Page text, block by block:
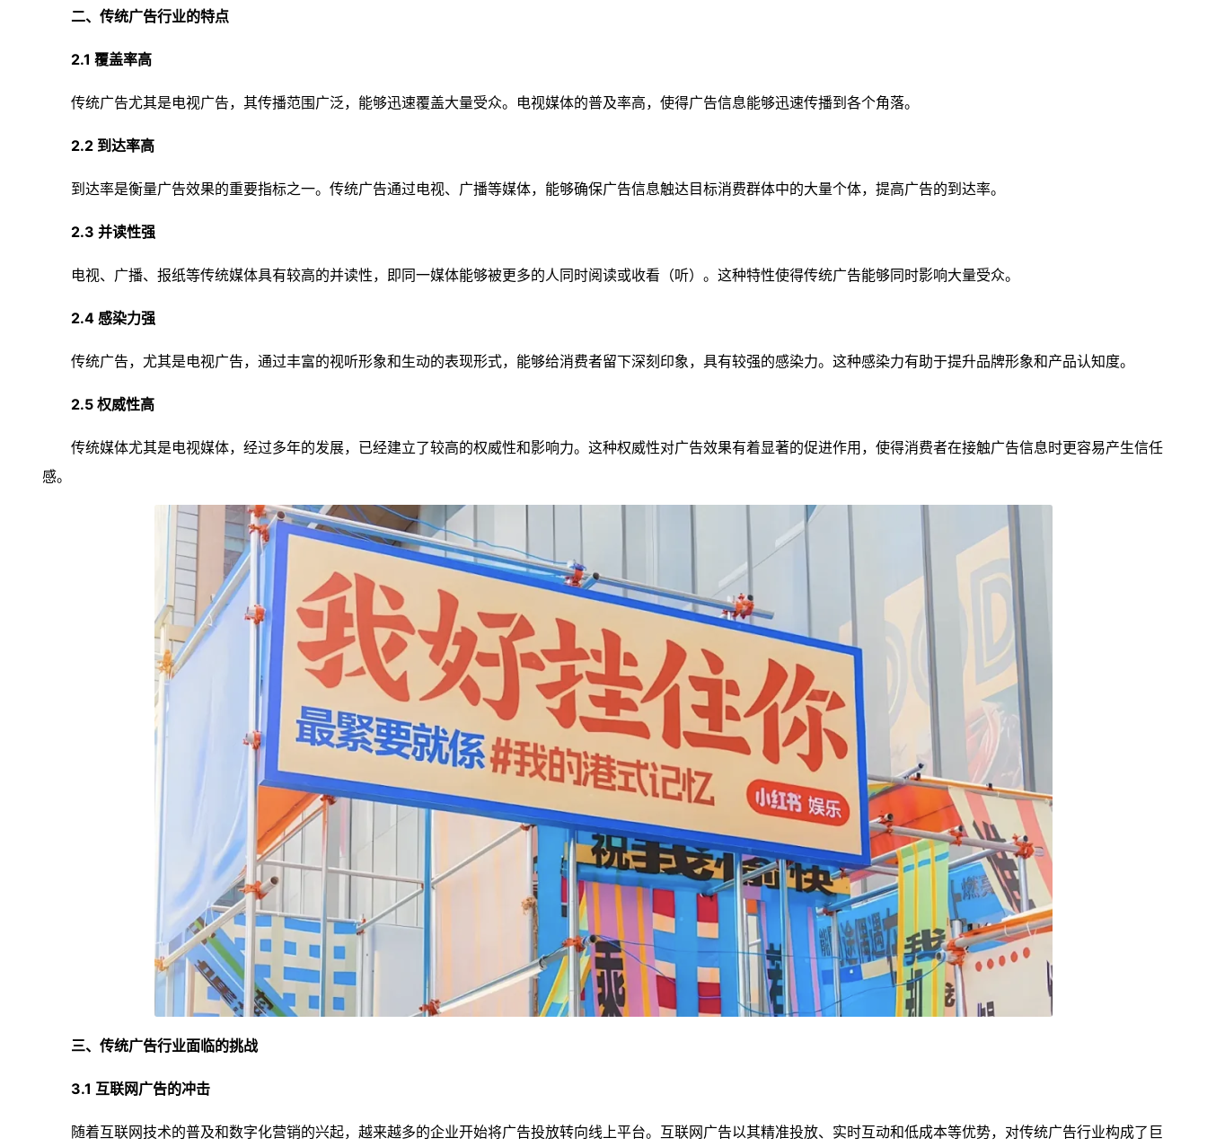
二、传统广告行业的特点
2.1 覆盖率高
传统广告尤其是电视广告，其传播范围广泛，能够迅速覆盖大量受众。电视媒体的普及率高，使得广告信息能够迅速传播到各个角落。
2.2 到达率高
到达率是衡量广告效果的重要指标之一。传统广告通过电视、广播等媒体，能够确保广告信息触达目标消费群体中的大量个体，提高广告的到达率。
2.3 并读性强
电视、广播、报纸等传统媒体具有较高的并读性，即同一媒体能够被更多的人同时阅读或收看（听）。这种特性使得传统广告能够同时影响大量受众。
2.4 感染力强
传统广告，尤其是电视广告，通过丰富的视听形象和生动的表现形式，能够给消费者留下深刻印象，具有较强的感染力。这种感染力有助于提升品牌形象和产品认知度。
2.5 权威性高
传统媒体尤其是电视媒体，经过多年的发展，已经建立了较高的权威性和影响力。这种权威性对广告效果有着显著的促进作用，使得消费者在接触广告信息时更容易产生信任
感。
三、传统广告行业面临的挑战
3.1 互联网广告的冲击
随着互联网技术的普及和数字化营销的兴起，越来越多的企业开始将广告投放转向线上平台。互联网广告以其精准投放、实时互动和低成本等优势，对传统广告行业构成了巨